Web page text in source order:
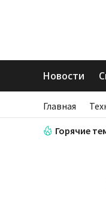
Новости
Главная
Горячие